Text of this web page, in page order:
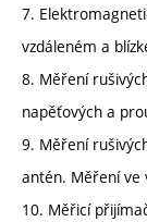
7.
vzdáleném a
8. Měření
napěťových a
9. Měření
antén. Měření ve
10. Měřicí